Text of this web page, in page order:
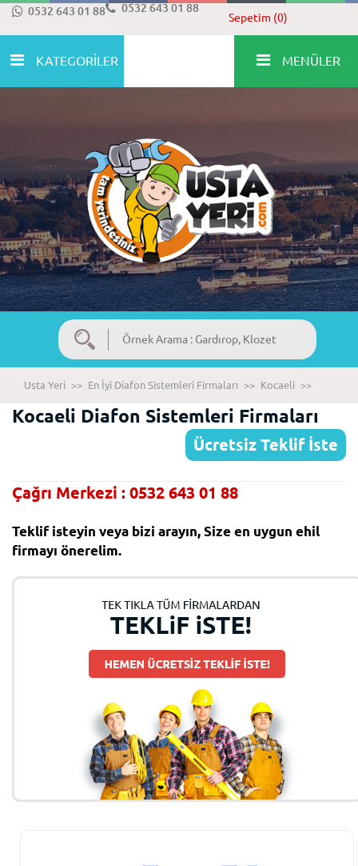
0532 643 01 88 0532 643 01 88
Sepetim (0)
KATEGORİLER MENÜLER
Usta Yeri >> En İyi Diafon Sistemleri Firmaları >> Kocaeli >>
Kocaeli Diafon Sistemleri Firmaları
Ücretsiz Teklif İste
Çağrı Merkezi : 0532 643 01 88
Teklif isteyin veya bizi arayın, Size en uygun ehil
firmayı önerelim.